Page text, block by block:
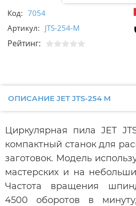
Код: 7054
Артикул: JTS-254-M
Рейтинг:
ОПИСАНИЕ JET JTS-254 M
Циркулярная пила JET
компактный станок для
заготовок. Модель
мастерских и на
Частота вращения
4500 оборотов в